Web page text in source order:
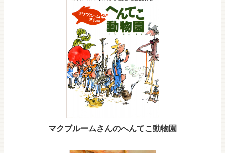
マクブルームさんのへんてこ動物園